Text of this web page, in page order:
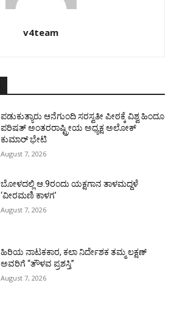
v4team
ಪಡುಕುತ್ಯಾರು ಆನೆಗುಂದಿ ಸರಸ್ವತೀ ಪೀಠಕ್ಕೆ ವಿಶ್ವ ಹಿಂದೂ
ಪರಿಷತ್ ಅಂತರರಾಷ್ಟ್ರೀಯ ಅಧ್ಯಕ್ಷ ಅಲೋಕ್
ಕುಮಾರ್ ಭೇಟಿ
August 7, 2026
ಬೋಳದಲ್ಲಿ ಆ.9ರಂದು ಯಕ್ಷಗಾನ ತಾಳಮದ್ದಳೆ
‘ವೀರಮಣಿ ಕಾಳಗ’
August 7, 2026
ಹಿರಿಯ ನಾಟಕಕಾರ, ಕಲಾ ನಿರ್ದೇಶಕ ತಮ್ಮ ಲಕ್ಷಣ್
ಅವರಿಗೆ “ತೌಳವ ಪ್ರಶಸ್ತಿ”
August 7, 2026